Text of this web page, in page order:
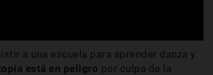
a una escuela para aprender danza y
está en peligro por culpa de la